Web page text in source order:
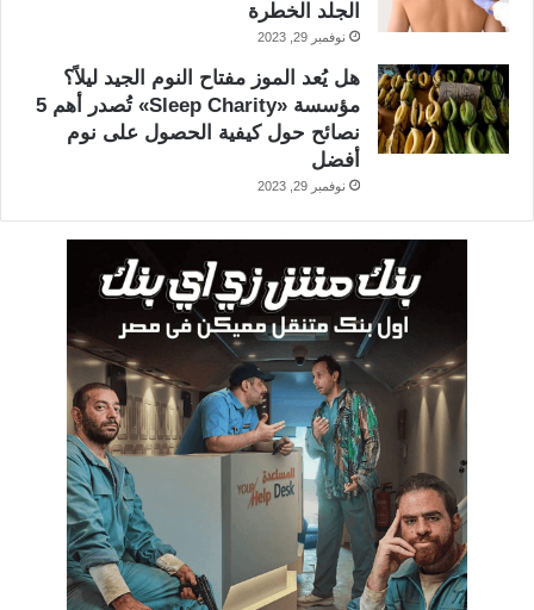
الجلد الخطرة
نوفمبر 29, 2023
هل يُعد الموز مفتاح النوم الجيد ليلاً؟
مؤسسة «Sleep Charity» تُصدر أهم 5
نصائح حول كيفية الحصول على نوم
أفضل
نوفمبر 29, 2023